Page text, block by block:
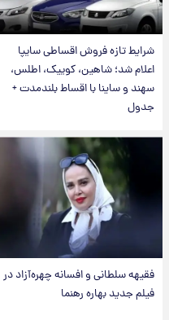
شرایط تازه فروش اقساطی سایپا
اعلام شد؛ شاهین، کوییک، اطلس،
سهند و ساینا با اقساط بلندمدت +
جدول
فقیهه سلطانی و افسانه چهره‌آزاد در
فیلم جدید بهاره رهنما